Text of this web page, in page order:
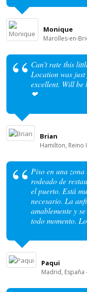
Monique
Marolles-en-
Can’t rate this
Location was
excellent. Will
❤
Brian
Hamilton, Reino
Piso en una
rodeado de
el puerto. Está
necesario. La
amablemente y
todo momento.
Paqui
Madrid, España